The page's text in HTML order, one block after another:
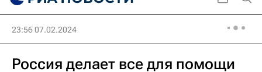
23:56 07.02.2024
Россия делает все для помощи